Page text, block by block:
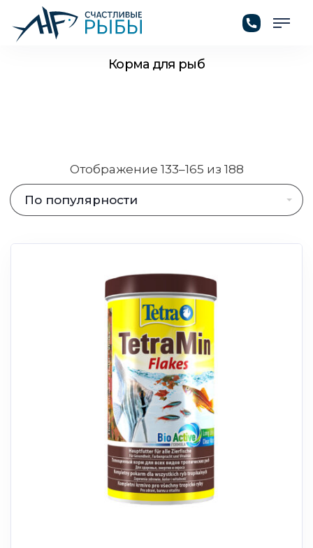
Корма для рыб
ГЛАВНАЯ / ТОВАРЫ КОРМА ДЛЯ РЫБ
Отображение 133–165 из 188